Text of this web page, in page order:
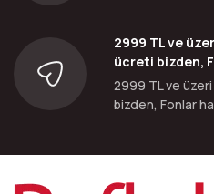
2999 TL ve
ücreti bizden,
2999 TL ve
bizden, Fonlar